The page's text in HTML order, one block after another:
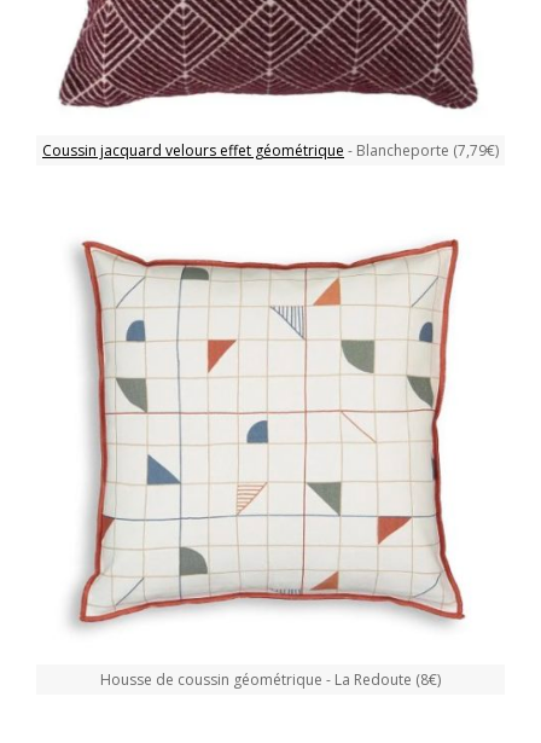
Coussin jacquard velours effet géométrique - Blancheporte (7,79€)
Housse de coussin géométrique - La Redoute (8€)